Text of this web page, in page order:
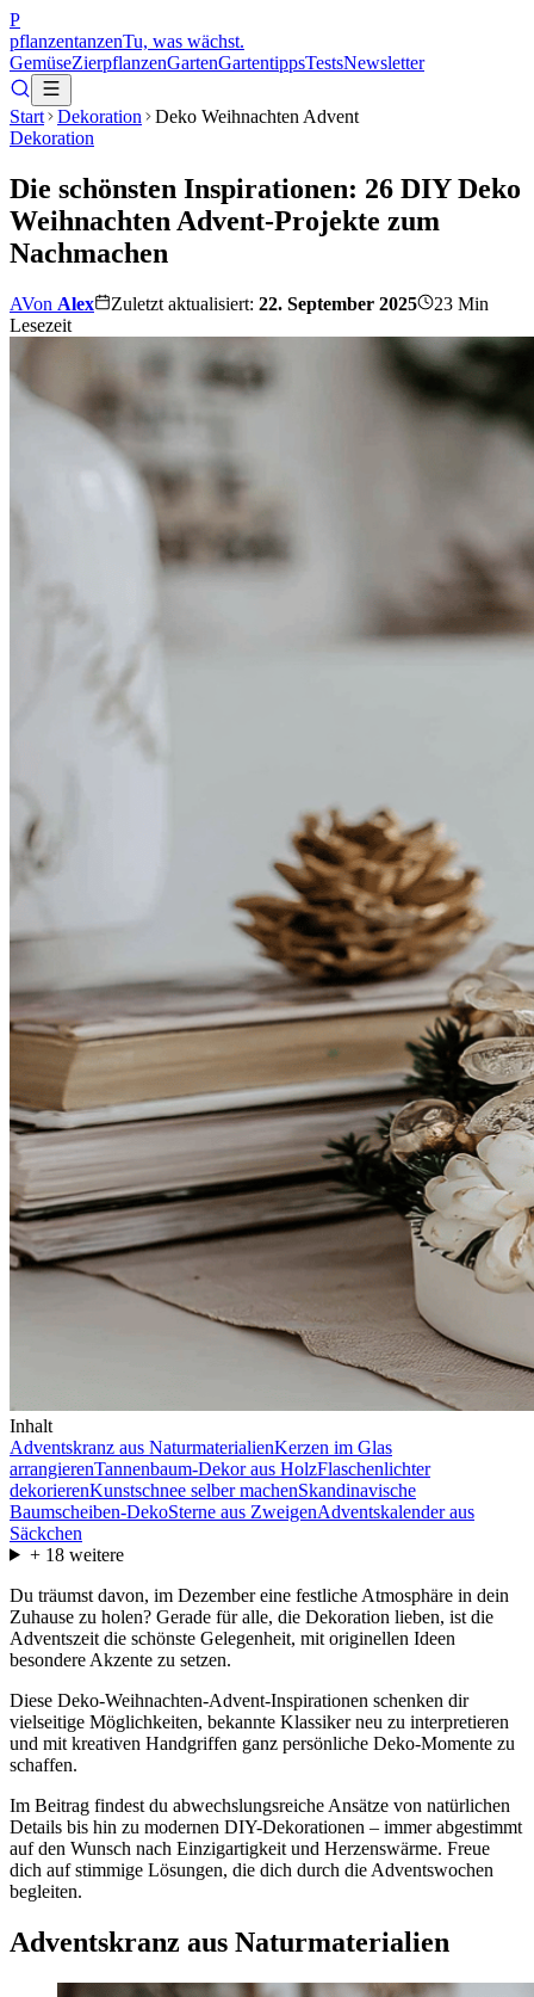
P
pflanzentanzenTu, was wächst.
GemüseZierpflanzenGartenGartentippsTestsNewsletter
Start Dekoration
Deko Weihnachten Advent
Dekoration
Die schönsten Inspirationen: 26 DIY Deko
Weihnachten Advent-Projekte zum
Nachmachen
AVon Alex Zuletzt aktualisiert: 22. September 2025 23 Min
Lesezeit
Inhalt
Adventskranz aus NaturmaterialienKerzen im Glas
arrangierenTannenbaum-Dekor aus HolzFlaschenlichter
dekorierenKunstschnee selber machenSkandinavische
Baumscheiben-DekoSterne aus ZweigenAdventskalender aus
Säckchen
+ 18weitere
Du träumst davon, im Dezember eine festliche Atmosphäre in dein
Zuhause zu holen? Gerade für alle, die Dekoration lieben, ist die
Adventszeit die schönste Gelegenheit, mit originellen Ideen
besondere Akzente zu setzen.
Diese Deko-Weihnachten-Advent-Inspirationen schenken dir
vielseitige Möglichkeiten, bekannte Klassiker neu zu interpretieren
und mit kreativen Handgriffen ganz persönliche Deko-Momente zu
schaffen.
Im Beitrag findest du abwechslungsreiche Ansätze von natürlichen
Details bis hin zu modernen DIY-Dekorationen – immer abgestimmt
auf den Wunsch nach Einzigartigkeit und Herzenswärme. Freue
dich auf stimmige Lösungen, die dich durch die Adventswochen
begleiten.
Adventskranz aus Naturmaterialien